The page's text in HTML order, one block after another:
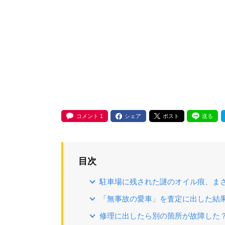
コメント 1 シェア ポスト 送る
目次
駐車場に残された謎のオイル痕、ま
「無事故の愛車」を査定に出した結
修理に出したら別の箇所が故障した？